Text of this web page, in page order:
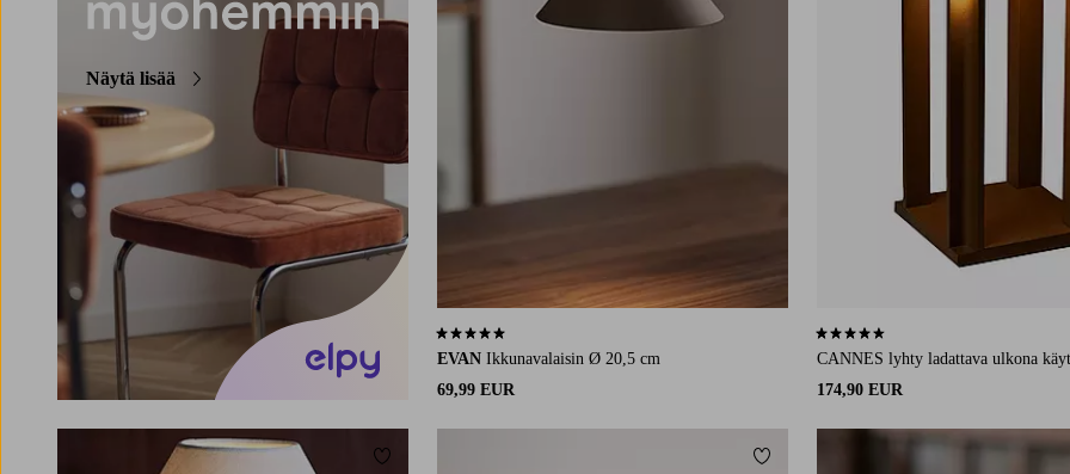
Näytä lisää
EVAN Ikkunavalaisin Ø 20,5 cm
69,99 EUR
5,0 perustuen 1 arvosanaan
CANNES lyhty ladattava ulkona
174,90 EUR
4,5 perustuen 2 arvosanaan
Lisää suosikkeihin Lisää suosikkeihin